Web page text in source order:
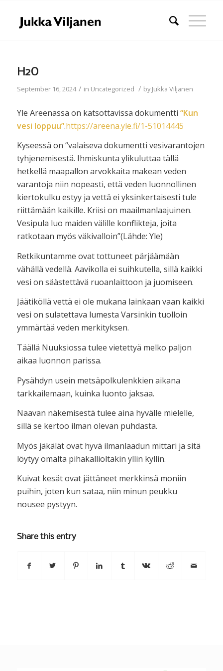
H2O
September 16, 2024 / in Uncategorized / byJukka Viljanen
Yle Areenassa on katsottavissa dokumentti “Kun
vesi loppuu”.https://areena.yle.fi/1-51014445
Kyseessä on “valaiseva dokumentti vesivarantojen
tyhjenemisestä. Ihmiskunta ylikuluttaa tällä
hetkellä maapallon arvokkaita makean veden
varantoja niin nopeasti, että veden luonnollinen
kiertokulku estyy ja vettä ei yksinkertaisesti tule
riittämään kaikille. Kriisi on maailmanlaajuinen.
Vesipula luo maiden välille konflikteja, joita
ratkotaan myös väkivalloin”(Lähde: Yle)
Retkikuntamme ovat tottuneet pärjäämään
vähällä vedellä. Aavikolla ei suihkutella, sillä kaikki
vesi on säästettävä ruoanlaittoon ja juomiseen.
Jäätiköllä vettä ei ole mukana lainkaan vaan kaikki
vesi on sulatettava lumesta Varsinkin tuolloin
ymmärtää veden merkityksen.
Täällä Nuuksiossa tulee vietettyä melko paljon
aikaa luonnon parissa.
Pysähdyn usein metsäpolkulenkkien aikana
tarkkailemaan, kuinka luonto jaksaa.
Naavan näkemisestä tulee aina hyvälle mielelle,
sillä se kertoo ilman olevan puhdasta.
Myös jäkälät ovat hyvä ilmanlaadun mittari ja sitä
löytyy omalta pihakallioltakin yllin kyllin.
Kuivat kesät ovat jättäneet merkkinsä moniin
puihin, joten kun sataa, niin minun peukku
nousee pystyyn.
Share this entry